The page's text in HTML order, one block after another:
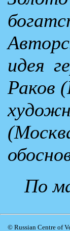
идея
Раков
По
© Russian Centre of